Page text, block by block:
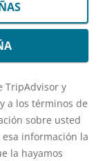
TripAdvisor y
a los términos de
sobre usted
información la
la hayamos